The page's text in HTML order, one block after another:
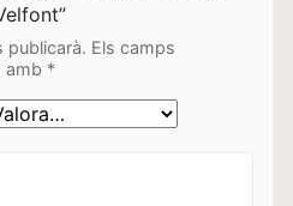
publicarà. Els camps
amb *